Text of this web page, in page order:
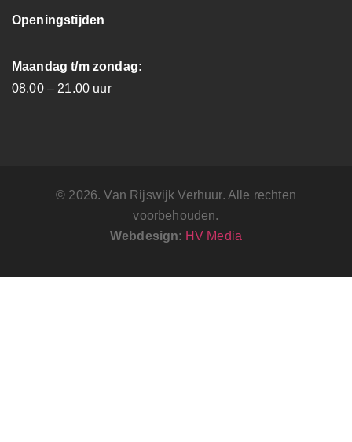
Openingstijden
Maandag t/m zondag:
08.00 – 21.00 uur
© 2026. Van Rijswijk Verhuur. Alle rechten
voorbehouden.
Webdesign: HV Media